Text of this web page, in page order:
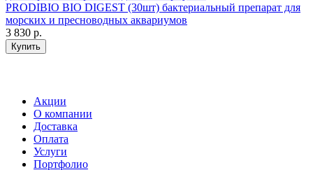
PRODIBIO BIO DIGEST (30шт) бактериальный препарат для
морских и пресноводных аквариумов
3 830 р.
Купить
Акции
О компании
Доставка
Оплата
Услуги
Портфолио